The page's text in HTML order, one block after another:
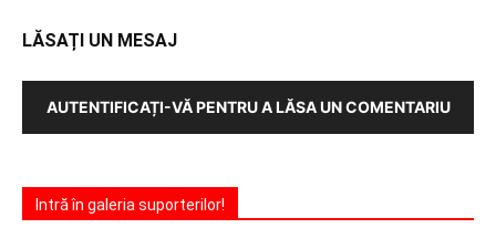
LĂSAȚI UN MESAJ
AUTENTIFICAȚI-VĂ PENTRU A LĂSA UN COMENTARIU
Intră în galeria suporterilor!